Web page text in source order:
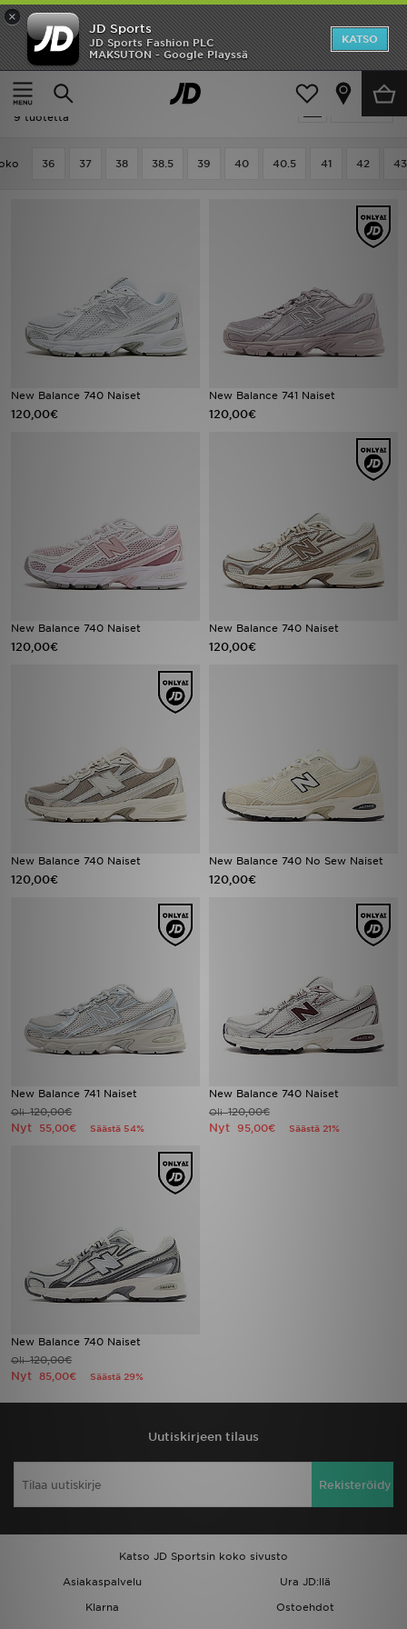
×
JD Sports
JD Sports Fashion PLC
MAKSUTON - Google Playssä
KATSO
Etusivu
Naiset
Suodata
Naiset - New Balance 740
9 tuotetta
36 37 38 38.5 39 40 40.5 41 42 43
New Balance 740 Naiset
120,00€
New Balance 741 Naiset
120,00€
New Balance 740 Naiset
120,00€
New Balance 740 Naiset
120,00€
New Balance 740 Naiset
120,00€
New Balance 740 No Sew Naiset
120,00€
New Balance 741 Naiset
Oli120,00€
Nyt 55,00€ Säästä 54%
New Balance 740 Naiset
Oli120,00€
Nyt 95,00€ Säästä 21%
New Balance 740 Naiset
Oli120,00€
Nyt 85,00€ Säästä 29%
Uutiskirjeen tilaus
Rekisteröidy
Katso JD Sportsin koko sivusto
Asiakaspalvelu
Ura JD:llä
Klarna
Ostoehdot
Etusivu
Ale
Uutuudet
Tuotemerkit
Minun viestini